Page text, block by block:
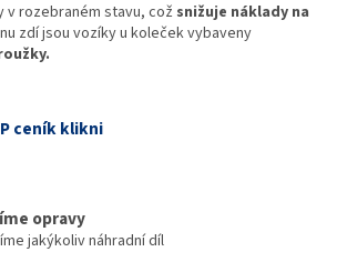
v
k
p
i
v rozebraném stavu, což snižuje náklady na
zdí jsou vozíky u koleček vybaveny
ceník klikni
opravy
jakýkoliv náhradní díl